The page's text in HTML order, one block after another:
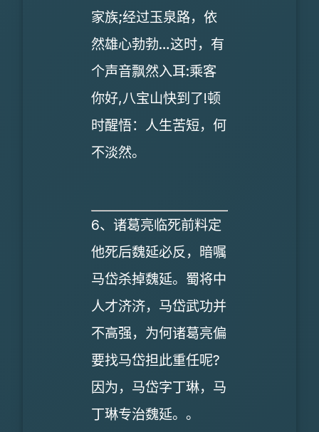
家族;经过玉泉路，依
然雄心勃勃…这时，有
个声音飘然入耳:乘客
你好,八宝山快到了!顿
时醒悟：人生苦短，何
不淡然。
6、诸葛亮临死前料定
他死后魏延必反，暗嘱
马岱杀掉魏延。蜀将中
人才济济，马岱武功并
不高强，为何诸葛亮偏
要找马岱担此重任呢?
因为，马岱字丁琳，马
丁琳专治魏延。。